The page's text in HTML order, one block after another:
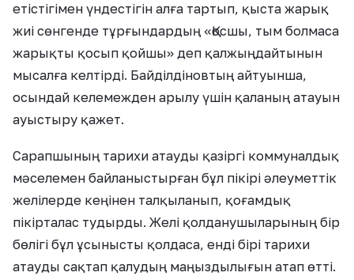
етістігімен үндестігін алға тартып, қыста жарық
жиі сөнгенде тұрғындардың «Қосшы, тым болмаса
жарықты қосып қойшы» деп қалжыңдайтынын
мысалға келтірді. Байділдіновтың айтуынша,
осындай келемежден арылу үшін қаланың атауын
ауыстыру қажет.
Сарапшының тарихи атауды қазіргі коммуналдық
мәселемен байланыстырған бұл пікірі әлеуметтік
желілерде кеңінен талқыланып, қоғамдық
пікірталас тудырды. Желі қолданушыларының бір
бөлігі бұл ұсынысты қолдаса, енді бірі тарихи
атауды сақтап қалудың маңыздылығын атап өтті.